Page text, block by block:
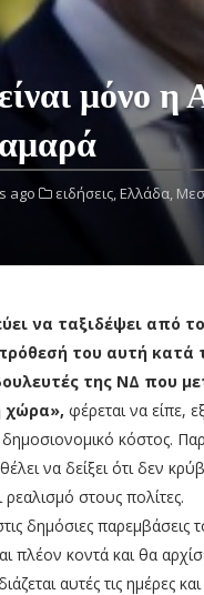
μόνο
ago ειδήσεις,Ελλάδα,
να ταξιδέψει από
του αυτή κατά
της ΝΔ που
χώρα», φέρεται να είπε,
κόστος.
να δείξει ότι δεν
ρεαλισμό στους πολίτες.
δημόσιες
πλέον κοντά και θα
αυτές τις ημέρες